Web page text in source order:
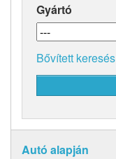
Gyártó
Bővített keresés
Autó alapján